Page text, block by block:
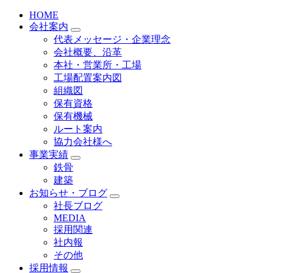
HOME
会社案内
代表メッセージ・企業理念
会社概要、沿革
本社・営業所・工場
工場配置案内図
組織図
保有資格
保有機械
ルート案内
協力会社様へ
事業実績
鉄骨
建築
お知らせ・ブログ
社長ブログ
MEDIA
採用関連
社内報
その他
採用情報